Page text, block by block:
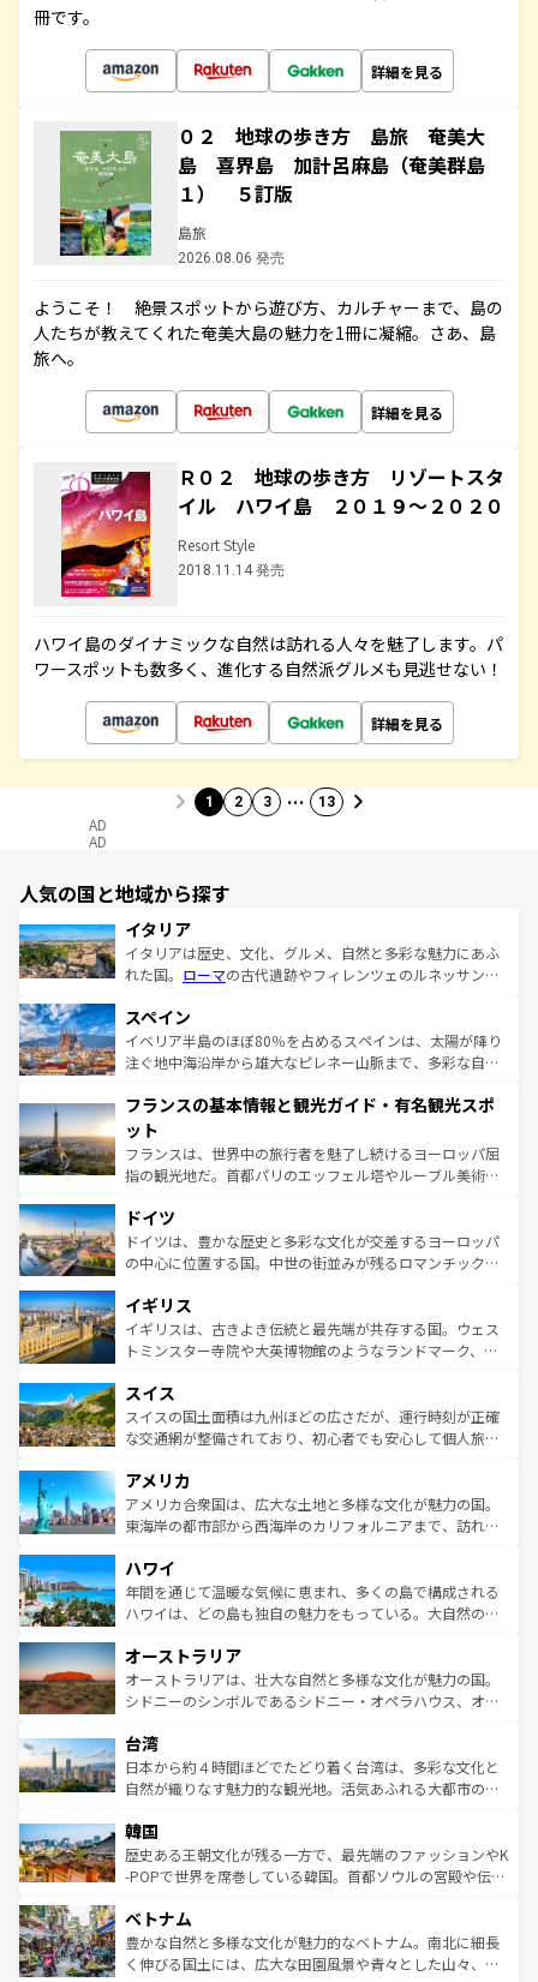
冊です。
詳細を見る
０２ 地球の歩き方 島旅 奄美大
島 喜界島 加計呂麻島（奄美群島
１） ５訂版
島旅
2026.08.06 発売
ようこそ！ 絶景スポットから遊び方、カルチャーまで、島の
人たちが教えてくれた奄美大島の魅力を1冊に凝縮。さあ、島
旅へ。
詳細を見る
Ｒ０２ 地球の歩き方 リゾートスタ
イル ハワイ島 ２０１９～２０２０
Resort Style
2018.11.14 発売
ハワイ島のダイナミックな自然は訪れる人々を魅了します。パ
ワースポットも数多く、進化する自然派グルメも見逃せない！
詳細を見る
1 2 3 … 13
AD
AD
人気の国と地域から探す
イタリア
イタリアは歴史、文化、グルメ、自然と多彩な魅力にあふ
れた国。 ローマの古代遺跡やフィレンツェのルネッサンス
ろん、トスカーナの美しい田園風景やアマルフィ海岸の絶
景など、自然景観も見逃せない。観光の合間には、本場の
ピザやパスタなど、絶品のイタリア料理を堪能することも
ませてくれるイタリアで、忘れられない旅をしてみよう！
なお、新着のイタリア情報は
しい。
スペイン
イベリア半島のほぼ80％を占めるスペインは、太陽が降り
注ぐ地中海沿岸から雄大なピレネー山脈まで、多彩な自然
文化が根付くこの国では、情熱的なフラメンコ、熱気あふ
れる闘牛、そして美味しいタパスが生活の一部となってい
る。首都マドリードの洗練された雰囲気や、バルセロナの
アートに溢れた街角から、地方では古代ローマ遺跡や中世
せる。地方によって風土や気候が異なるスペインはその個
性で訪れる人を魅了する。 なお、新着のスペイン情報は コ
ンテンツ一覧を参照してほしい。
フランスの基本情報と観光ガイド・有名観光スポ
ット
フランスは、世界中の旅行者を魅了し続けるヨーロッパ屈
指の観光地だ。首都パリのエッフェル塔やルーブル美術館
で、幅広い魅力が詰まっている。華麗な宮殿、歴史的な大
聖堂、美しいビーチ、そして豊かな自然が、訪れる者を心
から魅了する。また、フランスは美食の国としても知ら
いる。シャンパンの発祥地であるランス、プロヴァンスの
香り高いラベンダー畑など、多彩な楽しみ方が可能だ。さ
らに、パリ以外の地域にも魅力が溢れており、どの街角に
れる地方に足を運ぶとそれぞれで全く異なる文化を体験で
きるだろう。 なお、新着のフランス情報はコンテンツ一覧
を参照してほしい。
ドイツ
ドイツは、豊かな歴史と多彩な文化が交差するヨーロッパ
の中心に位置する国。中世の街並みが残るロマンチック街
顔を持つこの国は、どこを歩いても飽きることがない。ベ
ルリンの文化的活気、バイエルン州のアルプスの絶景、そ
してライン川沿いのワイン畑といった風景は必見。ビール
は、お酒好きな人にはぜひ体験してほしい。 なお、新着の
ドイツ情報はコンテンツ一覧を参照してほしい。
イギリス
イギリスは、古きよき伝統と最先端が共存する国。ウェス
トミンスター寺院や大英博物館のようなランドマーク、歴
リアごとに異なる魅力がある。また、優雅なアフタヌーン
ティー、ビール好きにはたまらない英国パブ、サッカー観
戦など、本場だからこそできる体験も豊富。イギリスを旅
ンツ一覧を参照してほしい。
スイス
スイスの国土面積は九州ほどの広さだが、運行時刻が正確
な交通網が整備されており、初心者でも安心して個人旅行
の建物がそのまま残る町や、スイスならではのユニークな
博物館もあり、アルプス観光だけでなく町歩きも満喫する
ことができる。国民の所得が高いため物価も高いが、旅行
ば市内交通費無料で観光を楽しむこともできる。 なお、新
着のスイス情報はコンテンツ一覧 を参照してほしい。
アメリカ
アメリカ合衆国は、広大な土地と多様な文化が魅力の国。
東海岸の都市部から西海岸のカリフォルニアまで、訪れる
のような巨大都市は、観光、ショッピング、エンターテイ
ンメントが詰まった刺激的なスポットだ。一方、アメリカ
西部には大自然が広がり、グランドキャニオンやイエロー
部のニューオーリンズでは、音楽と美食が融合した独特の
文化が魅力。旅行者はアメリカの各地域で異なる魅力を楽
しみながら、その多様性と豊かな歴史を感じることができ
ならではの贅沢な旅のスタイルだ。 なお、新着のアメリカ
情報はコンテンツ一覧を参照してほしい。
ハワイ
年間を通じて温暖な気候に恵まれ、多くの島で構成される
ハワイは、どの島も独自の魅力をもっている。大自然の神
ワイ島は見逃せない。また、定番の観光地といえばオアフ
島だが、静かな自然を求めるならマウイ島やカウアイ島が
おすすめ。エメラルドグリーンに輝く海をはじめ、豊かな
れるおもてなしの心で訪れる人々を迎えてくれるハワイの
人々、おいしいローカルフードやハワイアンミュージッ
ク、伝統的なフラダンスなど、すべてがハワイの魅力を彩
ワイを、存分に味わってほしい。 なお、新着のハワイ情報
はコンテンツ一覧を参照してほしい。
オーストラリア
オーストラリアは、壮大な自然と多様な文化が魅力の国。
シドニーのシンボルであるシドニー・オペラハウス、オー
リアリーフや大陸中央部にそびえるウルル（エアーズロッ
ク）、タスマニアの美しい原生林やケアンズの熱帯雨林な
ど、見どころがたくさん。また、カフェやワイン、オージ
いる。アクティビティも充実しており、サーフィンやダイ
ビング、ハイキングなど、アウトドア好きにはたまらな
い。オーストラリアの多彩な魅力を存分に味わいつくそ
参照してほしい。
台湾
日本から約４時間ほどでたどり着く台湾は、多彩な文化と
自然が織りなす魅力的な観光地。活気あふれる大都市の台
ン）、静ひつな山岳地帯である台湾東部など、都市の喧騒
と山間の静けさが共存しており、訪れる人に新しい発見と
驚きをもたらしてくれる。また、奥深い台湾の食文化も魅
容にもいいと評判のスイーツなど、バラエティ豊かな料理
が味わえる。 なお、新着の台湾情報は コンテンツ一覧を参
照してほしい。
韓国
歴史ある王朝文化が残る一方で、最先端のファッションやK
-POPで世界を席巻している韓国。首都ソウルの宮殿や伝統
き、地方に足を延ばせば四季折々の自然美を楽しむことが
できる。そして、キムチや焼肉、絶品のストリートフード
まで、さまざまな韓国料理が待っている。夜には、韓国な
ベトナム
豊かな自然と多様な文化が魅力的なベトナム。南北に細長
く伸びる国土には、広大な田園風景や青々とした山々、世